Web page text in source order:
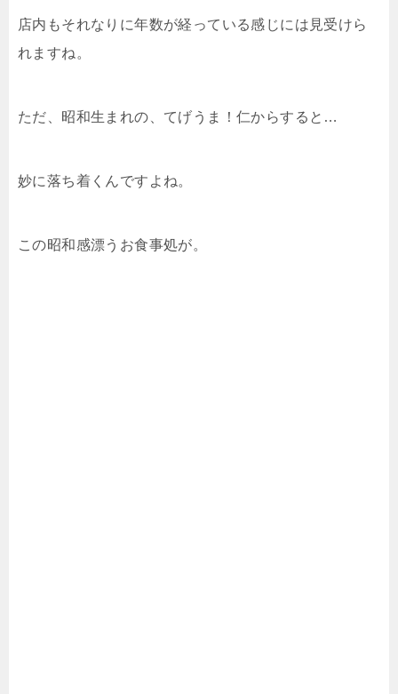
店内もそれなりに年数が経っている感じには見受けら
れますね。
ただ、昭和生まれの、てげうま！仁からすると…
妙に落ち着くんですよね。
この昭和感漂うお食事処が。